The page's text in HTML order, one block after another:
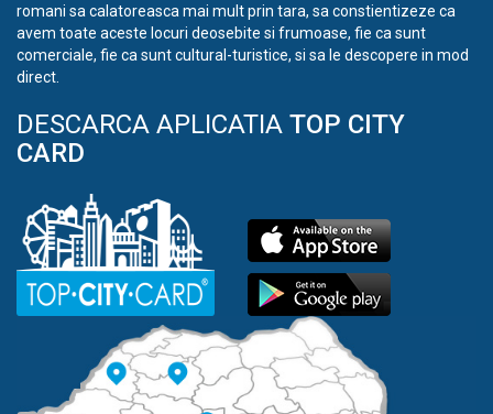
romani sa calatoreasca mai mult prin tara, sa constientizeze ca
avem toate aceste locuri deosebite si frumoase, fie ca sunt
comerciale, fie ca sunt cultural-turistice, si sa le descopere in mod
direct.
DESCARCA APLICATIA TOP CITY
CARD